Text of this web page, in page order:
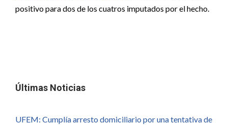
positivo para dos de los cuatros imputados por el hecho.
Últimas Noticias
UFEM: Cumplía arresto domiciliario por una tentativa de